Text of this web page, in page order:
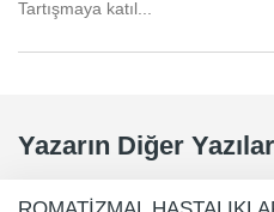
Yazarın Diğer